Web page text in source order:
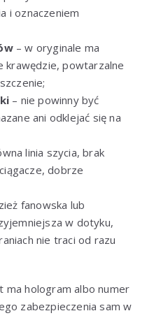
i oznaczeniem
– w oryginale ma
krawędzie, powtarzalne
– nie powinny być
ani odklejać się na
linia szycia, brak
dobrze
fanowska lub
w dotyku,
nie traci od razu
ma hologram albo numer
zabezpieczenia sam w